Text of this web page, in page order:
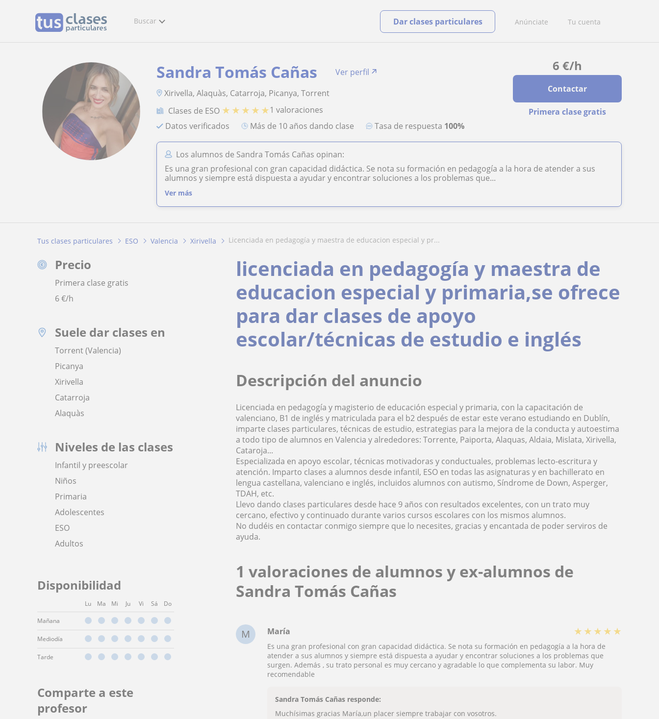
Buscar Anúnciate Tu cuenta
Dar clases particulares
6 €/h
Contactar
Primera clase gratis
Sandra Tomás Cañas
Ver perfil
Xirivella, Alaquàs, Catarroja, Picanya, Torrent
Clases de ESO ★ ★ ★ ★ ★1 valoraciones
Datos verificados
más de 10 años dando clase Tasa de respuesta 100%
Los alumnos de Sandra Tomás Cañas opinan:
Es una gran profesional con gran capacidad didáctica. Se nota su formación en pedagogía a la hora de atender a sus
alumnos y siempre está dispuesta a ayudar y encontrar soluciones a los problemas que...
Ver más
Tus clases particulares ESO Valencia Xirivella licenciada en pedagogía y maestra de educacion especial y pr...
Precio
Primera clase gratis
6€/h
Suele dar clases en
Torrent (Valencia)
Picanya
Xirivella
Catarroja
Alaquàs
Niveles de las clases
Infantil y preescolar
Niños
Primaria
Adolescentes
ESO
Adultos
Disponibilidad
Lu Ma Mi Ju Vi Sá Do
Mañana
Mediodía
Tarde
Comparte a este
profesor
licenciada en pedagogía y maestra de
educacion especial y primaria,se ofrece
para dar clases de apoyo
escolar/técnicas de estudio e inglés
Descripción del anuncio
Licenciada en pedagogía y magisterio de educación especial y primaria, con la capacitación de
valenciano, B1 de inglés y matriculada para el b2 después de estar este verano estudiando en Dublín,
imparte clases particulares, técnicas de estudio, estrategias para la mejora de la conducta y autoestima
a todo tipo de alumnos en Valencia y alrededores: Torrente, Paiporta, Alaquas, Aldaia, Mislata, Xirivella,
Cataroja...
Especializada en apoyo escolar, técnicas motivadoras y conductuales, problemas lecto-escritura y
atención. Imparto clases a alumnos desde infantil, ESO en todas las asignaturas y en bachillerato en
lengua castellana, valenciano e inglés, incluidos alumnos con autismo, Síndrome de Down, Asperger,
TDAH, etc.
Llevo dando clases particulares desde hace 9 años con resultados excelentes, con un trato muy
cercano, efectivo y continuado durante varios cursos escolares con los mismos alumnos.
No dudéis en contactar conmigo siempre que lo necesites, gracias y encantada de poder serviros de
ayuda.
1 valoraciones de alumnos y ex-alumnos de
Sandra Tomás Cañas
M María ★ ★ ★ ★ ★
Es una gran profesional con gran capacidad didáctica. Se nota su formación en pedagogía a la hora de
atender a sus alumnos y siempre está dispuesta a ayudar y encontrar soluciones a los problemas que
surgen. Además , su trato personal es muy cercano y agradable lo que complementa su labor. Muy
recomendable
Sandra Tomás Cañas responde:
Muchísimas gracias María,un placer siempre trabajar con vosotros.